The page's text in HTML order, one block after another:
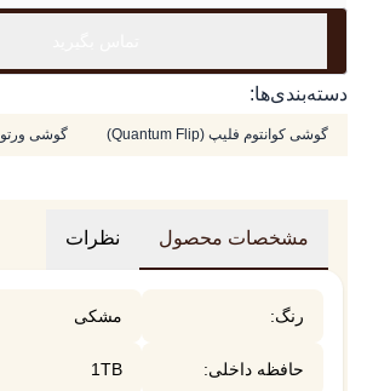
دسته‌بندی‌ها:
گوشی کوانتوم فلیپ (Quantum Flip) گوشی ورتو
مشخصات محصول نظرات
رنگ: مشکی
حافظه داخلی: 1TB